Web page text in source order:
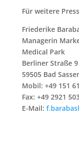
Für weitere
Friederike
Managerin
Medical Park
Berliner Straße 9
59505 Bad
Mobil: +49 151
Fax: +49 2921
E-Mail: